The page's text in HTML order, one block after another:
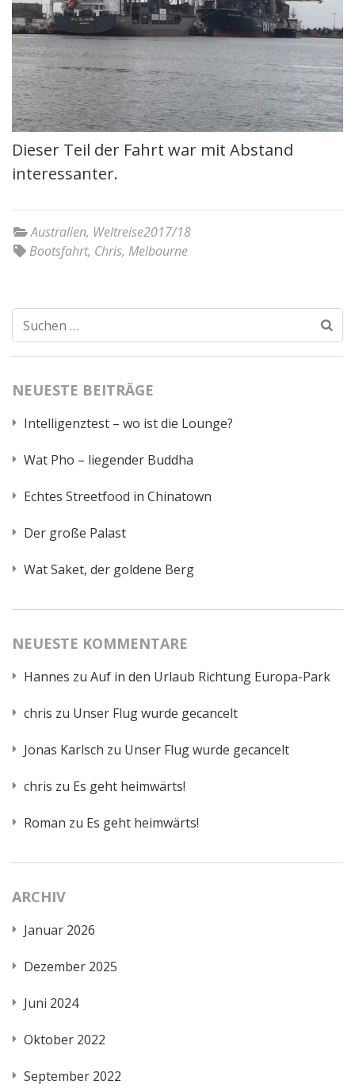
Dieser Teil der Fahrt war mit Abstand
interessanter.
Australien, Weltreise2017/18
Bootsfahrt, Chris, Melbourne
Suchen
nach:
NEUESTE BEITRÄGE
Intelligenztest – wo ist die Lounge?
Wat Pho – liegender Buddha
Echtes Streetfood in Chinatown
Der große Palast
Wat Saket, der goldene Berg
NEUESTE KOMMENTARE
Hannes zu Auf in den Urlaub Richtung Europa-Park
chris zu Unser Flug wurde gecancelt
Jonas Karlsch zu Unser Flug wurde gecancelt
chris zu Es geht heimwärts!
Roman zu Es geht heimwärts!
ARCHIV
Januar 2026
Dezember 2025
Juni 2024
Oktober 2022
September 2022